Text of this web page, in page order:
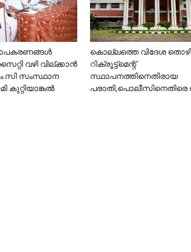
വഴി വില്ക്കാന്‍
സംസ്ഥാന
കുറ്റിയാങ്കല്‍
കൊല്ലത്തെ വിദേശ
റിക്രൂട്ട്‌മെന്റ്
സ്ഥാപനത്തിനെതിരായ
പരാതി,പൊലീസിനെതിരെ